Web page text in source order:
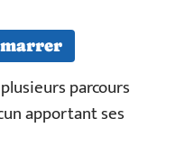
parcours
apportant ses